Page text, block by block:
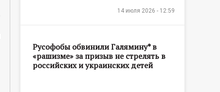
14 июля 2026 - 12:59
Русофобы обвинили Галямину* в
«рашизме» за призыв не стрелять в
российских и украинских детей